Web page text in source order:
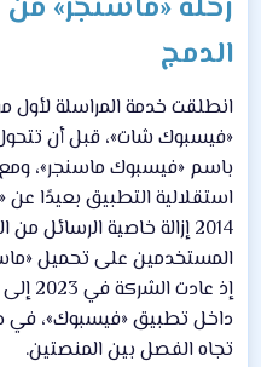
الدمج
باسم «فيسبوك ماسنجر»، ومع
استقلالية التطبيق بعيدًا
2014 إزالة خاصية الرسائل
المستخدمين على تحميل
إذ
داخل تطبيق «فيسبوك»، في
تجاه الفصل بين المنصتين.